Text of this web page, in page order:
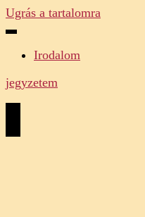
Ugrás a tartalomra
Irodalom
jegyzetem